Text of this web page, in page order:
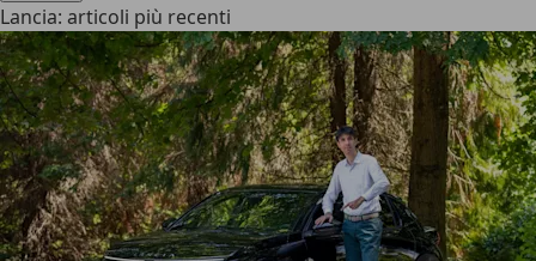
Lancia: articoli più recenti